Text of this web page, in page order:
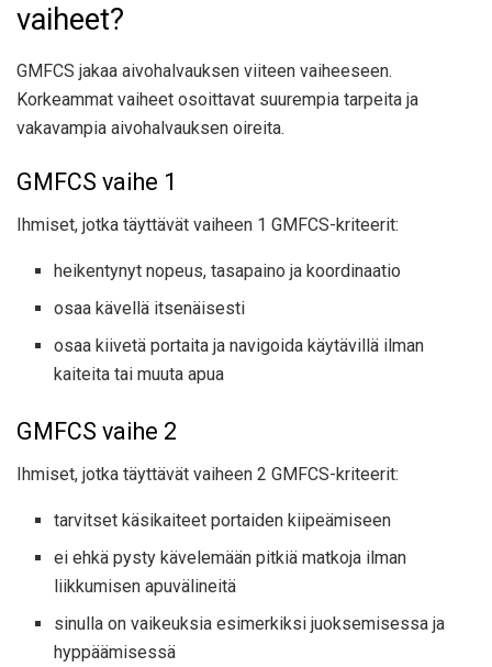
vaiheet?
GMFCS jakaa aivohalvauksen viiteen vaiheeseen.
Korkeammat vaiheet osoittavat suurempia tarpeita ja
vakavampia aivohalvauksen oireita.
GMFCS vaihe 1
Ihmiset, jotka täyttävät vaiheen 1 GMFCS-kriteerit:
heikentynyt nopeus, tasapaino ja koordinaatio
osaa kävellä itsenäisesti
osaa kiivetä portaita ja navigoida käytävillä ilman
kaiteita tai muuta apua
GMFCS vaihe 2
Ihmiset, jotka täyttävät vaiheen 2 GMFCS-kriteerit:
tarvitset käsikaiteet portaiden kiipeämiseen
ei ehkä pysty kävelemään pitkiä matkoja ilman
liikkumisen apuvälineitä
sinulla on vaikeuksia esimerkiksi juoksemisessa ja
hyppäämisessä